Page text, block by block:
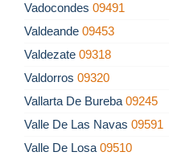
Vadocondes 09491
Valdeande 09453
Valdezate 09318
Valdorros 09320
Vallarta De Bureba 09245
Valle De Las Navas 09591
Valle De Losa 09510